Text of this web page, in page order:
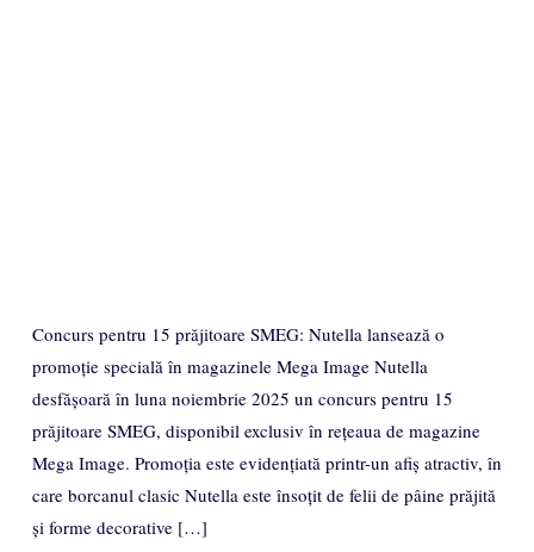
Concurs pentru 15 prăjitoare SMEG: Nutella lansează o
promoție specială în magazinele Mega Image Nutella
desfășoară în luna noiembrie 2025 un concurs pentru 15
prăjitoare SMEG, disponibil exclusiv în rețeaua de magazine
Mega Image. Promoția este evidențiată printr-un afiș atractiv, în
care borcanul clasic Nutella este însoțit de felii de pâine prăjită
și forme decorative […]